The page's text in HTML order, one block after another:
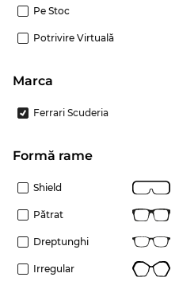
Pe Stoc
Potrivire Virtuală
marca
Ferrari Scuderia
Formă rame
Shield
Pătrat
Dreptunghi
Irregular